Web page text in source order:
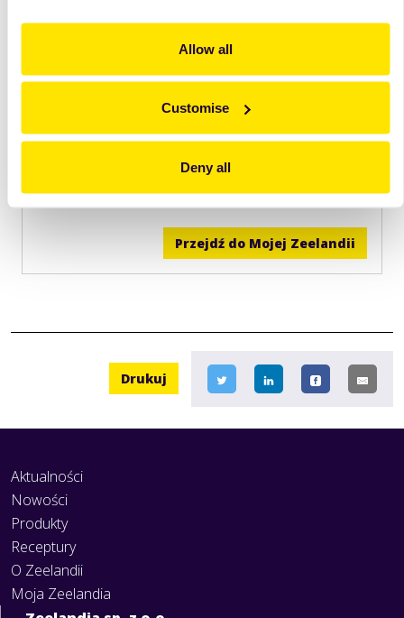
Allow all
Customise
Deny all
Odkryj więcej niż widzisz na tej karcie
Zobacz składniki, receptury i wskazówki, które
pomogą Ci lepiej wykorzystać ten produkt na co
Dostęptylkodla użytkowników Mojej Zeelandii.
Przejdź do Mojej Zeelandii
Drukuj
Aktualności
Nowości
Produkty
Receptury
O Zeelandii
Moja Zeelandia